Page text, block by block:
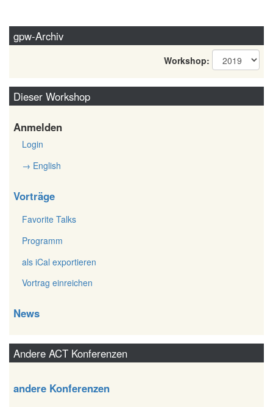
gpw-Archiv
Workshop:
Dieser Workshop
Anmelden
Login
→ English
Vorträge
Favorite Talks
Programm
als iCal exportieren
Vortrag einreichen
News
Andere ACT Konferenzen
andere Konferenzen